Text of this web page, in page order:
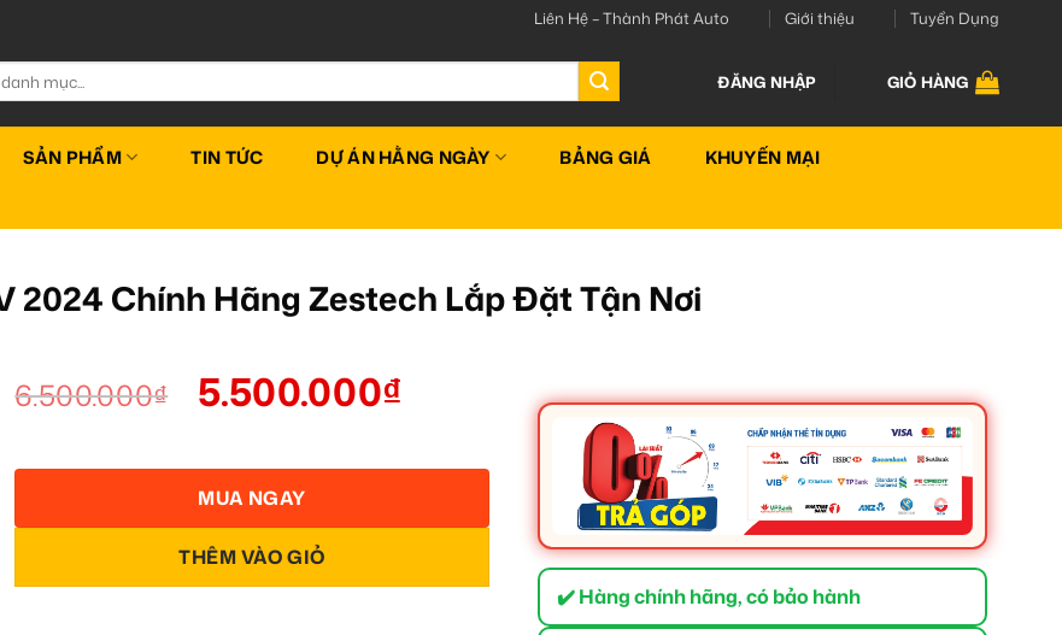
Liên Hệ – Thành Phát Auto Giới thiệu Tuyển Dụng
ĐĂNG NHẬP GIỎ HÀNG
SẢN PHẨM TIN TỨC DỰ ÁN HẰNG NGÀY BẢNG GIÁ KHUYẾN MẠI
2024 Chính Hãng Zestech Lắp Đặt Tận Nơi
6.500.000₫ 5.500.000₫
THÊM VÀO GIỎ
MUA NGAY
✔️ Hàng chính hãng, có bảo hành